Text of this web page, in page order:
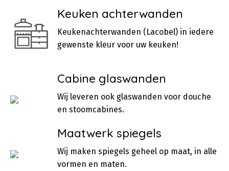
Keuken achterwanden
Keukenachterwanden (Lacobel) in iedere
gewenste kleur voor uw keuken!
Cabine glaswanden
Wij leveren ook glaswanden voor douche
en stoomcabines.
Maatwerk spiegels
Wij maken spiegels geheel op maat, in alle
vormen en maten.